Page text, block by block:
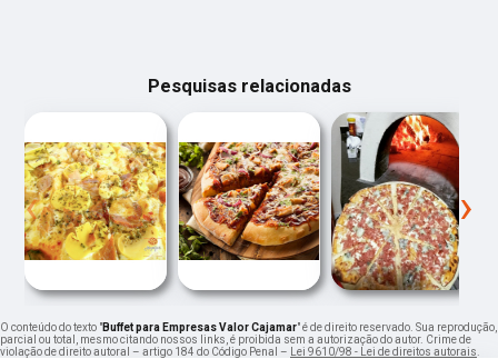
Pesquisas relacionadas
‹ ›
O conteúdo do texto "Buffet para Empresas Valor Cajamar" é de direito reservado. Sua reprodução,
parcial ou total, mesmo citando nossos links, é proibida sem a autorização do autor. Crime de
violação de direito autoral – artigo 184 do Código Penal –
Lei 9610/98 - Lei de direitos autorais